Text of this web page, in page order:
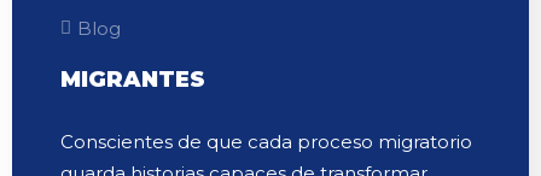
Blog
MIGRANTES
Conscientes de que cada proceso migratorio